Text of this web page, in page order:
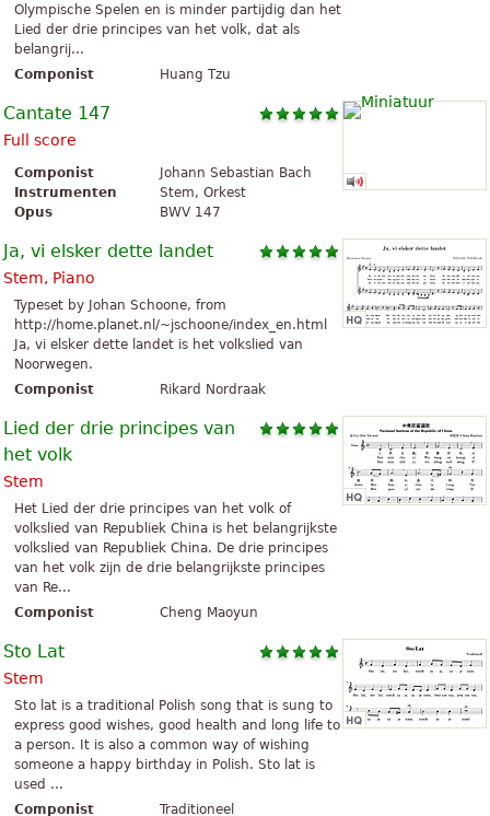
Olympische Spelen en is minder partijdig dan het
Lied der drie principes van het volk, dat als
belangrij...
Componist
Huang Tzu
Cantate 147
Full score
Componist
Johann Sebastian Bach
Instrumenten
Stem, Orkest
Opus
BWV 147
Ja, vi elsker dette landet
Stem, Piano
Typeset by Johan Schoone, from
http://home.planet.nl/~jschoone/index_en.html
Ja, vi elsker dette landet is het volkslied van
Noorwegen.
Componist
Rikard Nordraak
Lied der drie principes van
het volk
Stem
Het Lied der drie principes van het volk of
volkslied van Republiek China is het belangrijkste
volkslied van Republiek China. De drie principes
van het volk zijn de drie belangrijkste principes
van Re...
Componist
Cheng Maoyun
Sto Lat
Stem
Sto lat is a traditional Polish song that is sung to
express good wishes, good health and long life to
a person. It is also a common way of wishing
someone a happy birthday in Polish. Sto lat is
used ...
Componist
Traditioneel